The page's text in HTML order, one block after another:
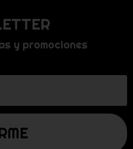
y promociones